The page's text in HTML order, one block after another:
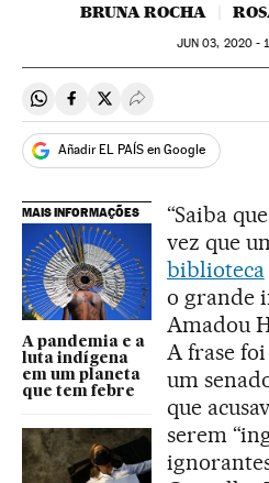
BRUNA ROCHA
JUN 03, 2020 -
Compartir en Whatsapp
Compartir en Facebook
Compartir en Twitter
Desplegar Redes
Añadir EL PAÍS en Google
MAIS INFORMAÇÕES
A pandemia e a
luta indígena
em um planeta
que tem febre
“Saiba
vez que
biblioteca
o grande
Amadou
A frase
um
que
serem